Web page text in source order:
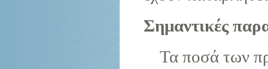
Σημαντικές
Τα ποσά των